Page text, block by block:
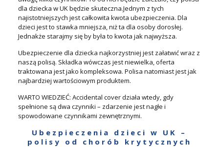
dla dziecka w UK będzie skuteczna.Jednym z tych
najistotniejszych jest całkowita kwota ubezpieczenia. Dla
dzieci jest to stawka mniejsza, niż ta dla osoby dorosłej.
Jednakże starajmy się by była to kwota jak najwyższa.
Ubezpieczenie dla dziecka najkorzystniej jest załatwić wraz z
naszą polisą. Składka wówczas jest niewielka, oferta
traktowana jest jako kompleksowa. Polisa natomiast jest jak
najbardziej wartościowym produktem.
WARTO WIEDZIEĆ: Accidental cover działa wtedy, gdy
spełnione są dwa czynniki – zdarzenie jest nagłe i
spowodowane czynnikami zewnętrznymi.
Ubezpieczenia dzieci w UK –
polisy od chorób krytycznych